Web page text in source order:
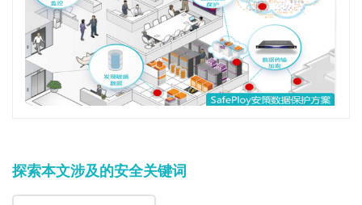
探索本文涉及的安全关键词